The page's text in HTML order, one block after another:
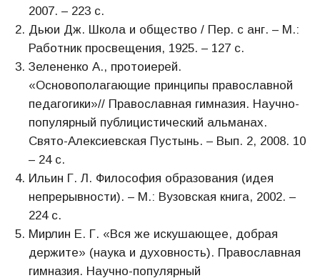
2007. – 223 с.
Дьюи Дж. Школа и общество / Пер. с анг. – М.:
Работник просвещения, 1925. – 127 с.
Зелененко А., протоиерей.
«Основополагающие принципы православной
педагогики»// Православная гимназия. Научно-
популярный публицистический альманах.
Свято-Алексиевская Пустынь. – Вып. 2, 2008. 10
– 24 с.
Ильин Г. Л. Философия образования (идея
непрерывности). – М.: Вузовская книга, 2002. –
224 с.
Мирлин Е. Г. «Вся же искушающее, добрая
держите» (наука и духовность). Православная
гимназия. Научно-популярный